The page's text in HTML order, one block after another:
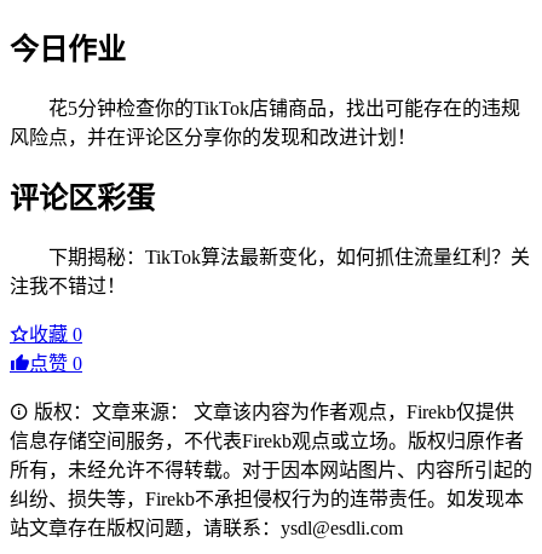
今日作业
花5分钟检查你的TikTok店铺商品，找出可能存在的违规
风险点，并在评论区分享你的发现和改进计划！
评论区彩蛋
下期揭秘：TikTok算法最新变化，如何抓住流量红利？关
注我不错过！
收藏 0
点赞 0
版权：文章来源： 文章该内容为作者观点，Firekb仅提供
信息存储空间服务，不代表Firekb观点或立场。版权归原作者
所有，未经允许不得转载。对于因本网站图片、内容所引起的
纠纷、损失等，Firekb不承担侵权行为的连带责任。如发现本
站文章存在版权问题，请联系：ysdl@esdli.com